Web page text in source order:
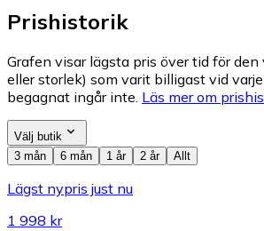
Prishistorik
Grafen visar lägsta pris över tid för
eller storlek) som varit billigast vid
begagnat ingår inte. Läs mer om
Välj butik
3 mån
6 mån 1 år 2 år Allt
Lägst nypris just nu
1 998 kr